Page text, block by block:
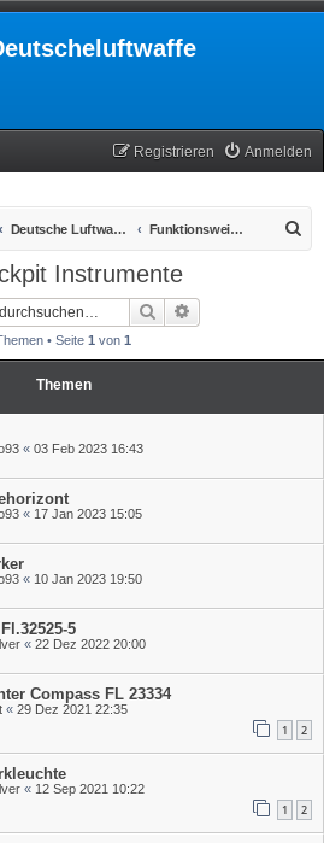
Anmelden
Registrieren
Deutsche Luftwaffe 1939-1945 Funktionsweise Cockpit Instrumente
Instrumente
Suche
• Seite 1 von 1
Themen
« 03 Feb 2023 16:43
« 17 Jan 2023 15:05
« 10 Jan 2023 19:50
5
« 22 Dez 2022 20:00
Compass FL 23334
« 29 Dez 2021 22:35
1 2
« 12 Sep 2021 10:22
1 2